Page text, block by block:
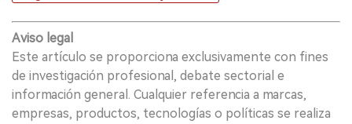
Aviso legal
Este artículo se proporciona exclusivamente con fines
de investigación profesional, debate sectorial e
información general. Cualquier referencia a marcas,
empresas, productos, tecnologías o políticas se realiza